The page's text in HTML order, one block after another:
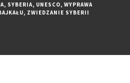
, SYBERIA, UNESCO, WYPRAWA
, ZWIEDZANIE SYBERII